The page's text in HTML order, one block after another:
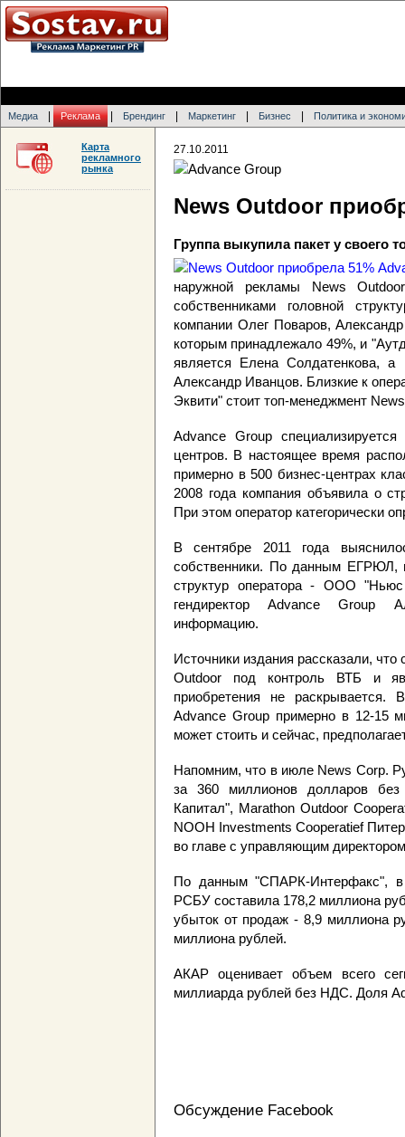
Медиа Реклама Брендинг Маркетинг Бизнес Политика и
27.10.2011
News Outdoor
Группа выкупила пакет у своего
наружной рекламы News
собственниками головной
компании Олег Поваров,
которым принадлежало 49%, и
является Елена Солдатенкова, а
Александр Иванцов. Близкие к
Эквити" стоит топ-менеджмент
Advance Group
центров. В настоящее время
примерно в 500 бизнес-центрах
2008 года компания объявила о
При этом оператор категорически
В сентябре 2011 года
собственники. По данным ЕГРЮЛ,
структур оператора - ООО
гендиректор Advance Group
информацию.
Источники издания рассказали,
Outdoor под контроль ВТБ и
приобретения не раскрывается.
Advance Group примерно в 12-15
может стоить и сейчас,
Напомним, что в июле News Corp.
за 360 миллионов долларов
Капитал", Marathon Outdoor
NOOH Investments Cooperatief
во главе с управляющим
По данным "СПАРК-Интерфакс", в
РСБУ составила 178,2 миллиона
убыток от продаж - 8,9 миллиона
миллиона рублей.
АКАР оценивает объем всего
миллиарда рублей без НДС. Доля
Обсуждение Facebook
Карта
рекламного
рынка